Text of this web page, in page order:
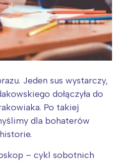
Jeden sus wystarczy,
dołączyła do
Po takiej
dla bohaterów
– cykl sobotnich